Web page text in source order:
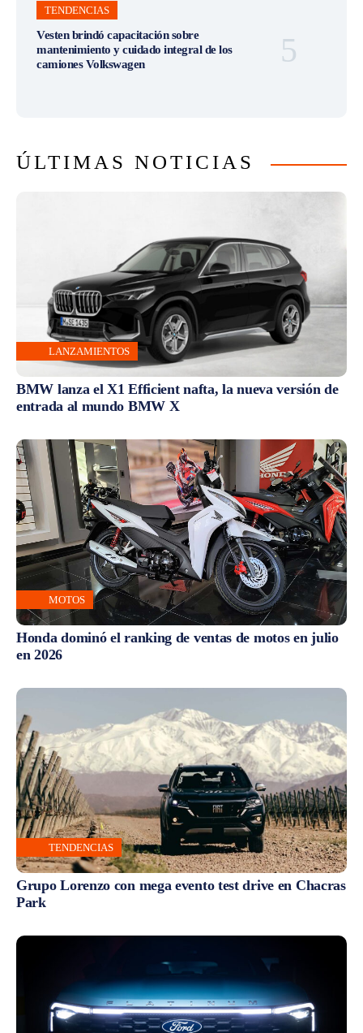
TENDENCIAS
Vesten brindó capacitación sobre
mantenimiento y cuidado integral de los
camiones Volkswagen
ÚLTIMAS NOTICIAS
LANZAMIENTOS
BMW lanza el X1 Efficient nafta, la nueva versión de
entrada al mundo BMW X
MOTOS
Honda dominó el ranking de ventas de motos en julio
en 2026
TENDENCIAS
Grupo Lorenzo con mega evento test drive en Chacras
Park